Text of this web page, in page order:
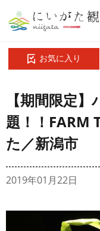
お気に入り
【期間限定
題！！FARM
た／新潟市
2019年01月22日